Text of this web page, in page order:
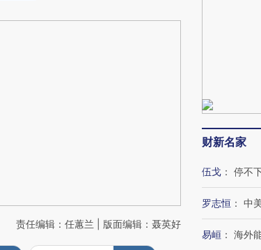
责任编辑：任蕙兰 | 版面编辑：聂英好
财新名家
伍戈 ： 停不
罗志恒 ： 中
易峘 ： 海外